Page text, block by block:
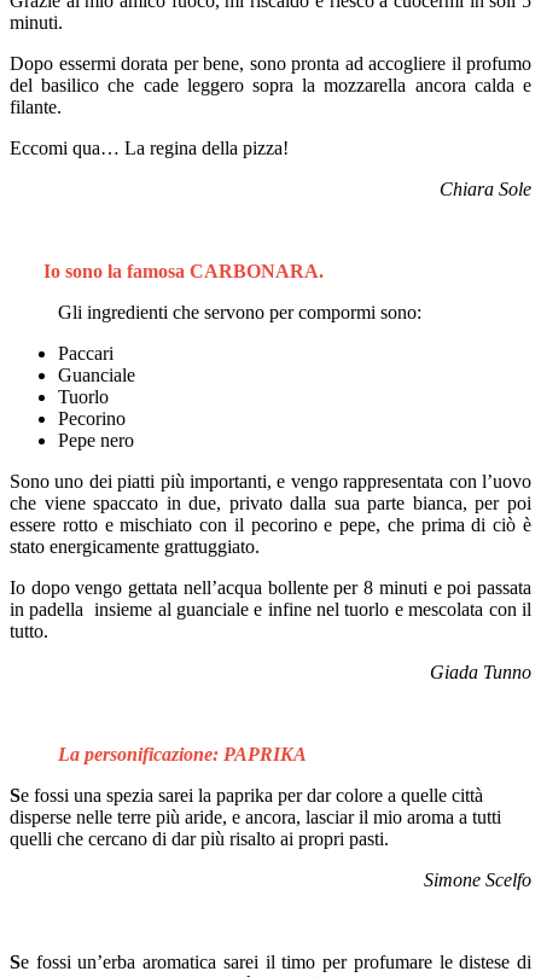
minuti.
Dopo essermi dorata per bene, sono pronta ad accogliere il profumo
del basilico che cade leggero sopra la mozzarella ancora calda e
filante.
Eccomi qua… La regina della pizza!
Chiara Sole
Io sono la famosa CARBONARA.
Gli ingredienti che servono per compormi sono:
Paccari
Guanciale
Tuorlo
Pecorino
Pepe nero
Sono uno dei piatti più importanti, e vengo rappresentata con l’uovo
che viene spaccato in due, privato dalla sua parte bianca, per poi
essere rotto e mischiato con il pecorino e pepe, che prima di ciò è
stato energicamente grattuggiato.
Io dopo vengo gettata nell’acqua bollente per 8 minuti e poi passata
in padella insieme al guanciale e infine nel tuorlo e mescolata con il
tutto.
Giada Tunno
La personificazione: PAPRIKA
Se fossi una spezia sarei la paprika per dar colore a quelle città
disperse nelle terre più aride, e ancora, lasciar il mio aroma a tutti
quelli che cercano di dar più risalto ai propri pasti.
Simone Scelfo
Se fossi un’erba aromatica sarei il timo per profumare le distese di